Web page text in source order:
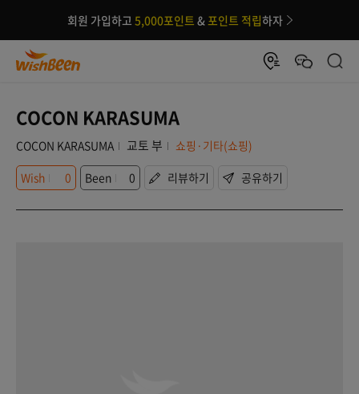
회원 가입하고 5,000포인트 &포인트 적립하자
COCON KARASUMA
COCON KARASUMA 교토 부
쇼핑·기타(쇼핑)
Wish
0 Been 0 리뷰하기 공유하기